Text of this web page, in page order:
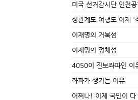
미국 선거감시단 인천
성관계도 여행도 이제 '
이재명의 거북섬
이재명의 정체성
4050이 진보좌파인 이
좌파가 생기는 이유
어쩌나! 이제 국민이 다